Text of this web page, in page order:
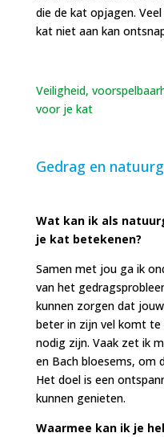
die de kat opjagen.
kat niet aan kan
Veiligheid,
voor je kat
Gedrag en
Wat kan ik als
je kat betekenen?
Samen met jou ga ik
van het
kunnen zorgen dat
beter in zijn vel komt
nodig zijn. Vaak zet ik
en Bach bloesems, om
Het doel is een
kunnen genieten.
Waarmee kan ik je